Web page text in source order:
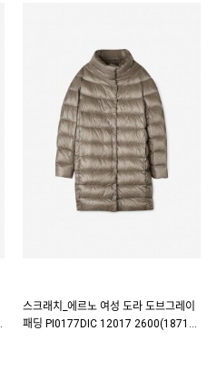
스크래치_에르노 여성 도라 도브그레이
패딩 PI0177DIC 12017 2600(18717